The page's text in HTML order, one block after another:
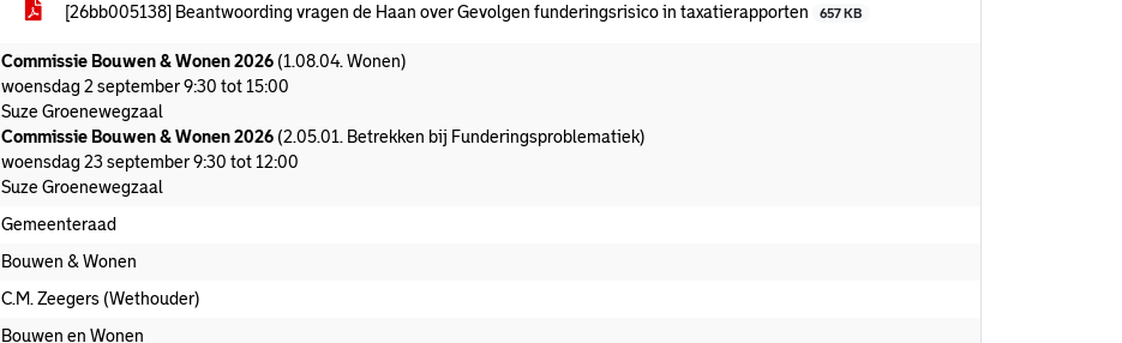
[26bb005138] Beantwoording vragen de Haan over Gevolgen funderingsrisico in taxatierapporten 657 KB
Commissie Bouwen & Wonen 2026 (1.08.04. Wonen)
woensdag 2 september 9:30 tot 15:00
Suze Groenewegzaal
Commissie Bouwen & Wonen 2026 (2.05.01. Betrekken bij Funderingsproblematiek)
woensdag 23 september 9:30 tot 12:00
Suze Groenewegzaal
Gemeenteraad
Bouwen & Wonen
C.M. Zeegers (Wethouder)
Bouwen en Wonen